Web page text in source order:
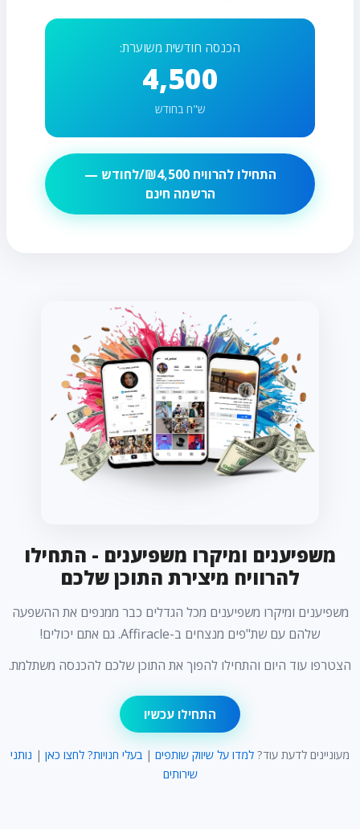
הכנסה חודשית משוערת:
4,500
ש"ח בחודש
התחילו להרוויח ₪4,500
/לחודש —
הרשמה חינם
משפיענים ומיקרו משפיענים - התחילו
להרוויח מיצירת התוכן שלכם
משפיענים ומיקרו משפיענים מכל הגדלים כבר ממנפים את ההשפעה
שלהם עם שת"פים מנצחים ב-Affiracle. גם אתם יכולים!
הצטרפו עוד היום והתחילו להפוך את התוכן שלכם להכנסה משתלמת.
התחילו עכשיו
מעוניינים לדעת עוד? למדו על שיווק שותפים | בעלי חנויות? לחצו כאן | נותני
שירותים